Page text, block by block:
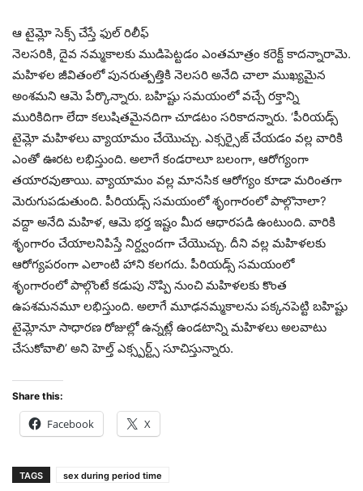
ఆ టైమ్లో సెక్స్ చేస్తే ఫుల్ రిలీఫ్
నెలసరికి, దైవ నమ్మకాలకు ముడిపెట్టడం ఎంతమాత్రం కరెక్ట్ కాదన్నారామె.
మహిళల జీవితంలో పునరుత్పత్తికి నెలసరి అనేది చాలా ముఖ్యమైన
అంశమని ఆమె పేర్కొన్నారు. బహిష్టు సమయంలో వచ్చే రక్తాన్ని
మురికిదిగా లేదా కలుషితమైనదిగా చూడటం సరికాదన్నారు. ‘పీరియడ్స్
టైమ్లో మహిళలు వ్యాయామం చేయొచ్చు. ఎక్సర్సైజ్ చేయడం వల్ల వారికి
ఎంతో ఊరట లభిస్తుంది. అలాగే కండరాలూ బలంగా, ఆరోగ్యంగా
తయారవుతాయి. వ్యాయామం వల్ల మానసిక ఆరోగ్యం కూడా మరింతగా
మెరుగుపడుతుంది. పీరియడ్స్ సమయంలో శృంగారంలో పాల్గొనాలా?
వద్దా అనేది మహిళ, ఆమె భర్త ఇష్టం మీద ఆధారపడి ఉంటుంది. వారికి
శృంగారం చేయాలనిపిస్తే నిర్ద్వందగా చేయొచ్చు. దీని వల్ల మహిళలకు
ఆరోగ్యపరంగా ఎలాంటి హాని కలగదు. పీరియడ్స్ సమయంలో
శృంగారంలో పాల్గొంటే కడుపు నొప్పి నుంచి మహిళలకు కొంత
ఉపశమనమూ లభిస్తుంది. అలాగే మూఢనమ్మకాలను పక్కనపెట్టి బహిష్టు
టైమ్లోనూ సాధారణ రోజుల్లో ఉన్నట్లే ఉండటాన్ని మహిళలు అలవాటు
చేసుకోవాలి’ అని హెల్త్ ఎక్స్పర్ట్స్ సూచిస్తున్నారు.
Share this:
Facebook X
TAGS sex during period time